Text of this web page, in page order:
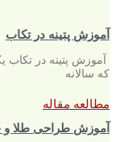
آموزش پتینه در تکاب
آموزش پتینه در تکاب
که سالانه
مطالعه مقاله
آموزش طراحی طلا و